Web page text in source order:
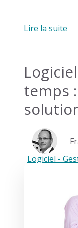
Lire la suite
temps
Logiciel -